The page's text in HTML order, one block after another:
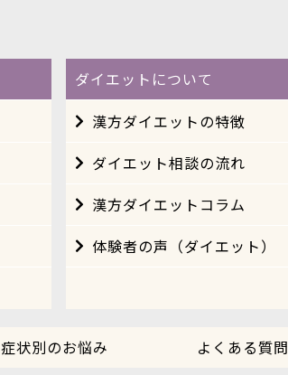
ダイエットについて
漢方ダイエットの特徴
ダイエット相談の流れ
漢方ダイエットコラム
体験者の声（ダイエット）
症状別のお悩み よくある質問